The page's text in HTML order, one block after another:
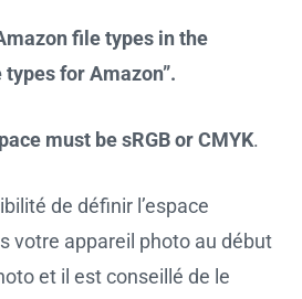
file types in the
for Amazon”.
must be sRGB or CMYK.
de définir l’espace
votre appareil photo au début
et il est conseillé de le